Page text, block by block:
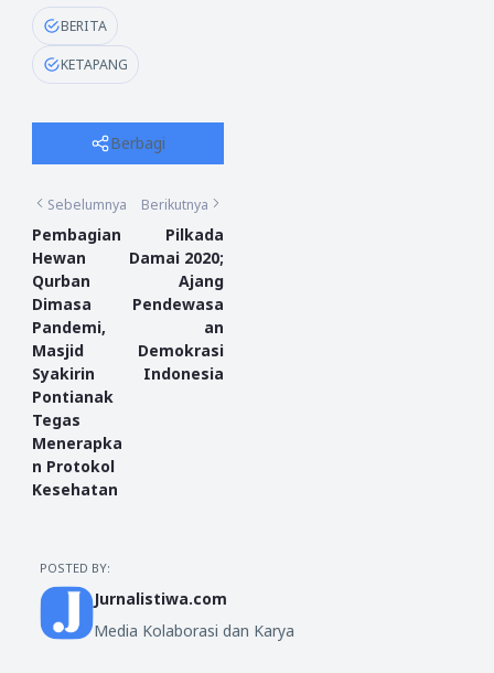
BERITA
KETAPANG
Berbagi
Sebelumnya
Pembagian
Hewan
Qurban
Dimasa
Pandemi,
Masjid
Syakirin
Pontianak
Tegas
Menerapka
n Protokol
Kesehatan
Berikutnya
Pilkada
Damai 2020;
Ajang
Pendewasa
an
Demokrasi
Indonesia
POSTED BY:
Jurnalistiwa.com
Media Kolaborasi dan Karya